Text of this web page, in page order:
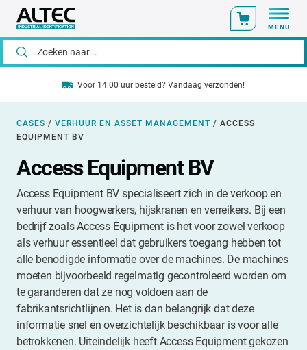
MENU
Voor 14:00 uur besteld? Vandaag verzonden!
CASES / VERHUUR EN ASSET MANAGEMENT / ACCESS
EQUIPMENT BV
Access Equipment BV
Access Equipment BV specialiseert zich in de verkoop en
verhuur van hoogwerkers, hijskranen en verreikers. Bij een
bedrijf zoals Access Equipment is het voor zowel verkoop
als verhuur essentieel dat gebruikers toegang hebben tot
alle benodigde informatie over de machines. De machines
moeten bijvoorbeeld regelmatig gecontroleerd worden om
te garanderen dat ze nog voldoen aan de
fabrikantsrichtlijnen. Het is dan belangrijk dat deze
informatie snel en overzichtelijk beschikbaar is voor alle
betrokkenen. Uiteindelijk heeft Access Equipment gekozen